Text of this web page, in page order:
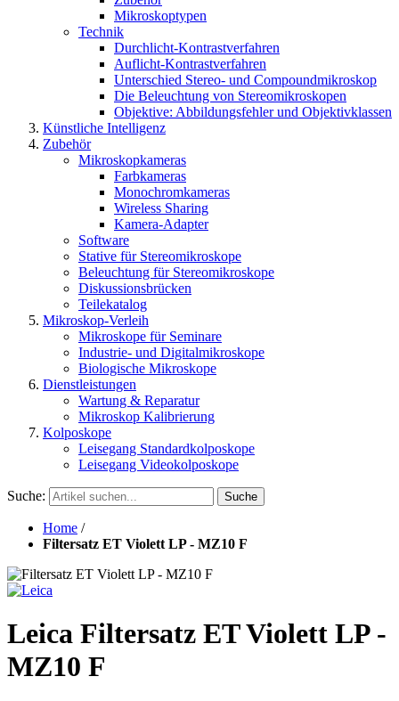
Mikroskoptypen
Technik
Durchlicht-Kontrastverfahren
Auflicht-Kontrastverfahren
Unterschied Stereo- und Compoundmikroskop
Die Beleuchtung von Stereomikroskopen
Objektive: Abbildungsfehler und Objektivklassen
Künstliche Intelligenz
Zubehör
Mikroskopkameras
Farbkameras
Monochromkameras
Wireless Sharing
Kamera-Adapter
Software
Stative für Stereomikroskope
Beleuchtung für Stereomikroskope
Diskussionsbrücken
Teilekatalog
Mikroskop-Verleih
Mikroskope für Seminare
Industrie- und Digitalmikroskope
Biologische Mikroskope
Dienstleistungen
Wartung & Reparatur
Mikroskop Kalibrierung
Kolposkope
Leisegang Standardkolposkope
Leisegang Videokolposkope
Suche: Suche
Home /
Filtersatz ET Violett LP - MZ10 F
Leica Filtersatz ET Violett LP -
MZ10 F